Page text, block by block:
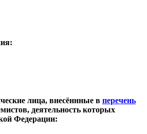
лица, внесённные в перечень
деятельность которых
Федерации: